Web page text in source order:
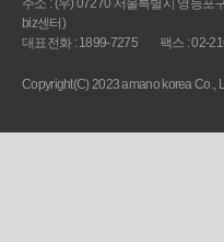
주소 : (우) 07270 서울특별시 영등포
biz센터)
대표전화 : 1899-7275
팩스 : 02-
Copyright(C) 2023 amano korea Co.,